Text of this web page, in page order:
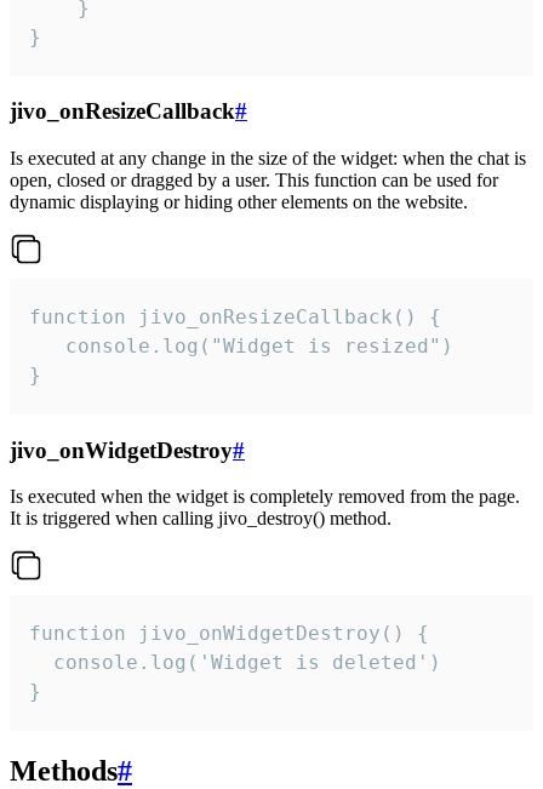
    }
}
jivo_onResizeCallback#
Is executed at any change in the size of the widget: when the chat is
open, closed or dragged by a user. This function can be used for
dynamic displaying or hiding other elements on the website.
function jivo_onResizeCallback() {
   console.log("Widget is resized")
}
jivo_onWidgetDestroy#
Is executed when the widget is completely removed from the page.
It is triggered when calling jivo_destroy() method.
function jivo_onWidgetDestroy() {
  console.log('Widget is deleted')
}
Methods#